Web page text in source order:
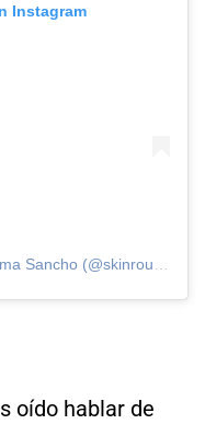
Instagram
oído hablar de